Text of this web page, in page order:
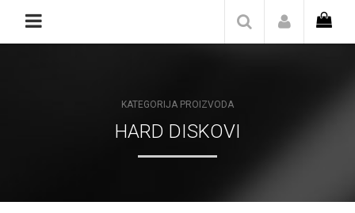
Naslovna
KATEGORIJA PROIZVODA
HARD DISKOVI